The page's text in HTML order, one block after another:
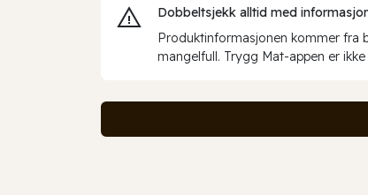
Dobbeltsjekk alltid med
Produktinformasjonen kommer fra
mangelfull. Trygg Mat-appen er